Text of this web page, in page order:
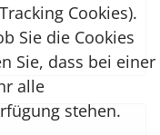
Cookies).
Sie die Cookies
Sie, dass bei einer
alle
stehen.